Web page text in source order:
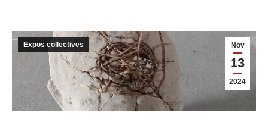
Nov
13
2024
Expos collectives